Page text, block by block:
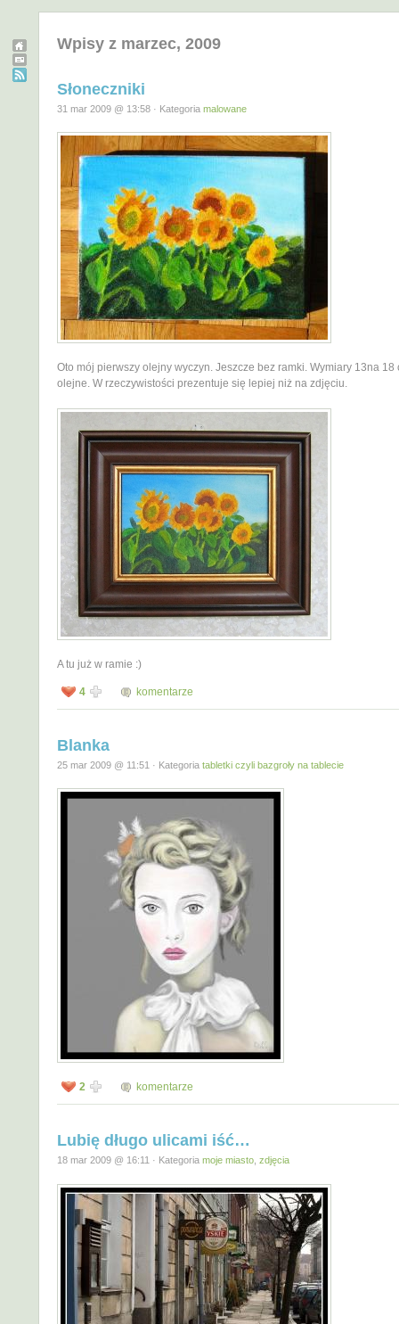
Wpisy z marzec, 2009
Słoneczniki
31 mar 2009 @ 13:58 · Kategoria malowane
Oto mój pierwszy olejny wyczyn. Jeszcze bez ramki. Wymiary 13na 18
olejne. W rzeczywistości prezentuje się lepiej niż na zdjęciu.
A tu już w ramie :)
4 komentarze
Blanka
25 mar 2009 @ 11:51 · Kategoria tabletki czyli bazgroły na tablecie
2 komentarze
Lubię długo ulicami iść…
18 mar 2009 @ 16:11 · Kategoria moje miasto zdjęcia